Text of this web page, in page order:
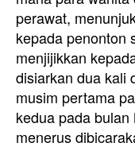
perawat,
kepada penonton
menjijikkan
disiarkan dua kali
musim pertama
kedua pada
menerus